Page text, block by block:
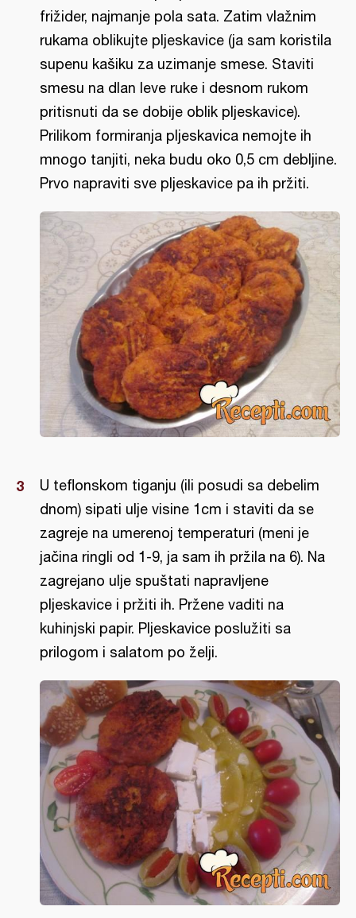
frižider, najmanje pola sata. Zatim vlažnim
rukama oblikujte pljeskavice (ja sam koristila
supenu kašiku za uzimanje smese. Staviti
smesu na dlan leve ruke i desnom rukom
pritisnuti da se dobije oblik pljeskavice).
Prilikom formiranja pljeskavica nemojte ih
mnogo tanjiti, neka budu oko 0,5 cm debljine.
Prvo napraviti sve pljeskavice pa ih pržiti.
U teflonskom tiganju (ili posudi sa debelim
dnom) sipati ulje visine 1cm i staviti da se
zagreje na umerenoj temperaturi (meni je
jačina ringli od 1-9, ja sam ih pržila na 6). Na
zagrejano ulje spuštati napravljene
pljeskavice i pržiti ih. Pržene vaditi na
kuhinjski papir. Pljeskavice poslužiti sa
prilogom i salatom po želji.